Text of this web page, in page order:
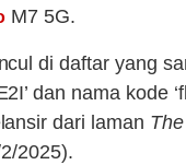
M7 5G.
di daftar yang
dan nama kode
dari laman
2025).